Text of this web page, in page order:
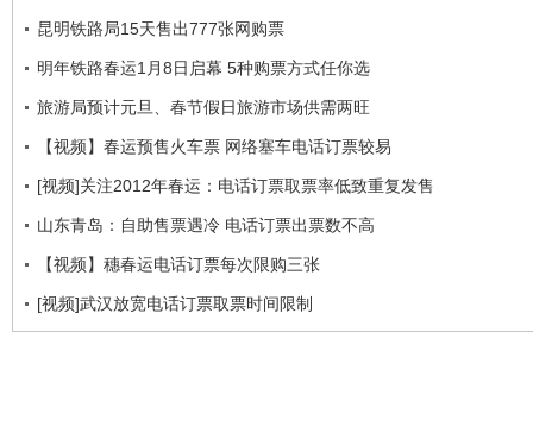
昆明铁路局15天售出777张网购票
明年铁路春运1月8日启幕 5种购票方式任你选
旅游局预计元旦、春节假日旅游市场供需两旺
【视频】春运预售火车票 网络塞车电话订票较易
[视频]关注2012年春运：电话订票取票率低致重复发售
山东青岛：自助售票遇冷 电话订票出票数不高
【视频】穗春运电话订票每次限购三张
[视频]武汉放宽电话订票取票时间限制